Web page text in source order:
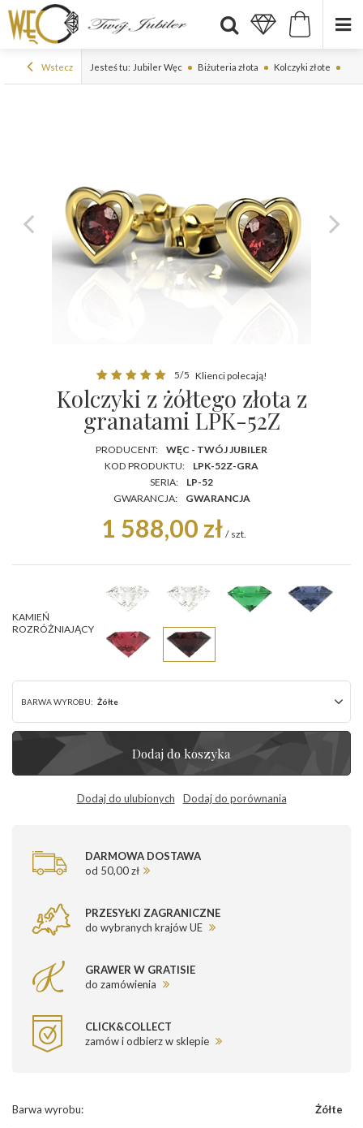
Wstecz Jesteś tu: Jubiler Węc Biżuteria złota Kolczyki złote
5/5 Klienci polecają!
Kolczyki z żółtego złota z
granatami LPK-52Z
PRODUCENT:
WĘC - TWÓJ JUBILER
KOD PRODUKTU:
LPK-52Z-GRA
SERIA:
LP-52
GWARANCJA:
GWARANCJA
1 588,00 zł / szt.
KAMIEŃ
ROZRÓŻNIAJĄCY
BARWA WYROBU: Żółte
Dodaj do koszyka
Dodaj do ulubionych Dodaj do porównania
DARMOWA DOSTAWA
od 50,00 zł
PRZESYŁKI ZAGRANICZNE
do wybranych krajów UE
GRAWER W GRATISIE
do zamówienia
CLICK&COLLECT
zamów i odbierz w sklepie
Barwa wyrobu: Żółte